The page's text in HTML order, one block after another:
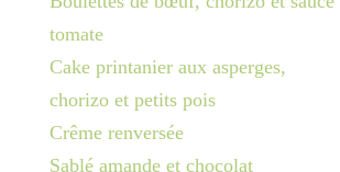
tomate
Cake printanier aux asperges,
chorizo et petits pois
Crême renversée
Sablé amande et chocolat